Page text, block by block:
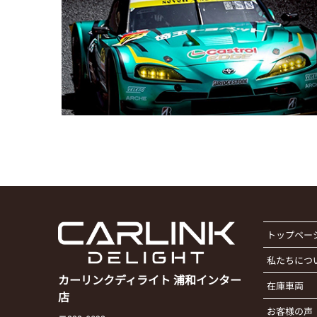
カーリンクディライト 浦和インター
店
トップペー
私たちにつ
在庫車両
お客様の声